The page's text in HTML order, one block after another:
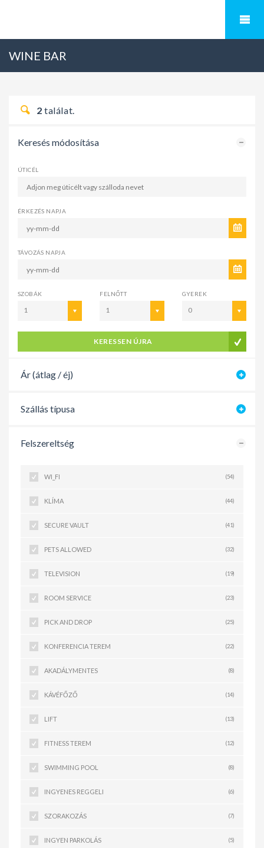
WINE BAR
2 találat.
Keresés módosítása
ÚTICÉL
ÉRKEZÉS NAPJA
TÁVOZÁS NAPJA
SZOBÁK
1
FELNŐTT
1
GYEREK
0
KERESSEN ÚJRA
Ár (átlag / éj)
Szállás típusa
Felszereltség
WI_FI (54)
KLÍMA (44)
SECURE VAULT (41)
PETS ALLOWED (32)
TELEVISION (19)
ROOM SERVICE (23)
PICK AND DROP (25)
KONFERENCIA TEREM (22)
AKADÁLYMENTES (8)
KÁVÉFŐZŐ (14)
LIFT (13)
FITNESS TEREM (12)
SWIMMING POOL (8)
INGYENES REGGELI (6)
SZORAKOZÁS (7)
INGYEN PARKOLÁS (5)